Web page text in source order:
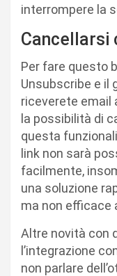
interrompere la
Cancellarsi
Per fare questo
Unsubscribe e il
riceverete email
la possibilità di
questa
link non sarà
facilmente,
una soluzione
ma non efficace
Altre novità con
l’integrazione
non parlare